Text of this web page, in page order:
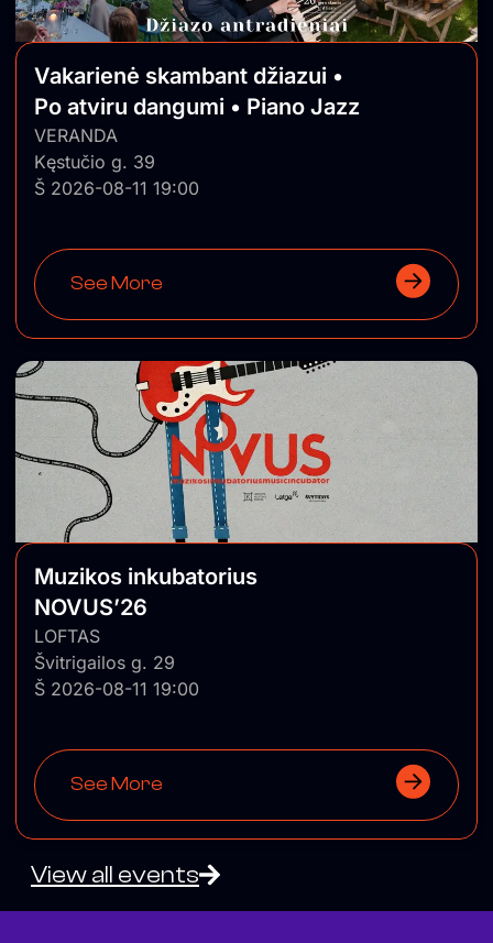
Vakarienė skambant džiazui •
Po atviru dangumi • Piano Jazz
VERANDA
Kęstučio g. 39
Š 2026-08-11 19:00
See More
Muzikos inkubatorius
NOVUS’26
LOFTAS
Švitrigailos g. 29
Š 2026-08-11 19:00
See More
View all events